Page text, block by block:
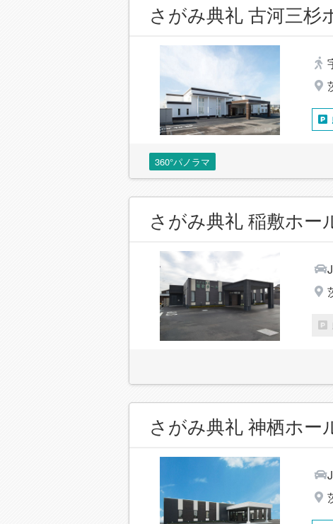
さがみ典礼 古河三杉
360°パノラマ
さがみ典礼 稲敷ホー
さがみ典礼 神栖ホー